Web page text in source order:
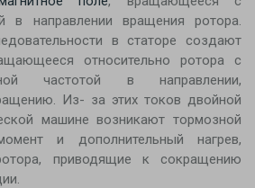
в направлении вращения ротора.
в статоре создают
относительно ротора с
частотой в направлении,
Из- за этих токов двойной
машине возникают тормозной
и дополнительный нагрев,
приводящие к сокращению